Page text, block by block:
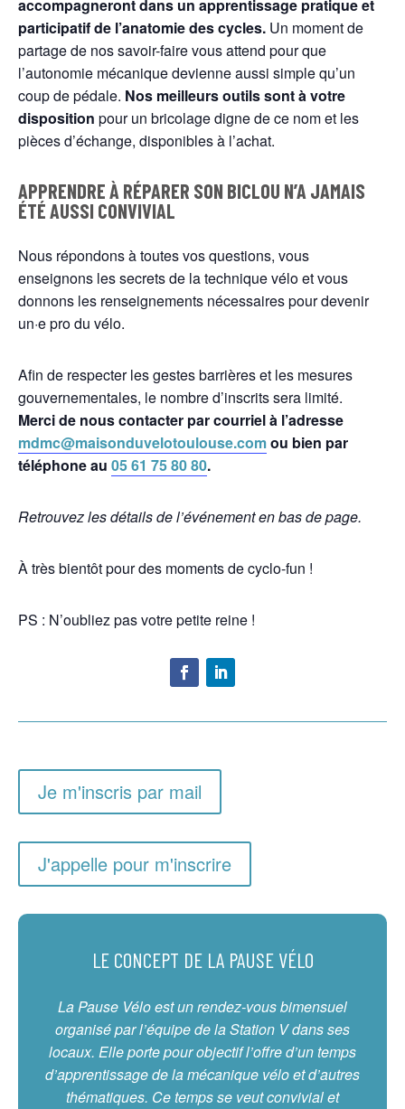
accompagneront dans un apprentissage pratique et
participatif de l’anatomie des cycles. Un moment de
partage de nos savoir-faire vous attend pour que
l’autonomie mécanique devienne aussi simple qu’un
coup de pédale. Nos meilleurs outils sont à votre
disposition pour un bricolage digne de ce nom et les
pièces d’échange, disponibles à l’achat.
APPRENDRE À RÉPARER SON BICLOU N’A JAMAIS
ÉTÉ AUSSI CONVIVIAL
Nous répondons à toutes vos questions, vous
enseignons les secrets de la technique vélo et vous
donnons les renseignements nécessaires pour devenir
un·e pro du vélo.
Afin de respecter les gestes barrières et les mesures
gouvernementales, le nombre d’inscrits sera limité.
Merci de nous contacter par courriel à l’adresse
mdmc@maisonduvelotoulouse.comou bien par
téléphone au 05 61 75 80 80.
Retrouvez les détails de l’événement en bas de page.
À très bientôt pour des moments de cyclo-fun !
PS : N’oubliez pas votre petite reine !
Je m'inscris par mail
J'appelle pour m'inscrire
LE CONCEPT DE LA PAUSE VÉLO
La Pause Vélo est un rendez-vous bimensuel
organisé par l’équipe de la Station V dans ses
locaux. Elle porte pour objectif l’offre d’un temps
d’apprentissage de la mécanique vélo et d’autres
thématiques. Ce temps se veut convivial et